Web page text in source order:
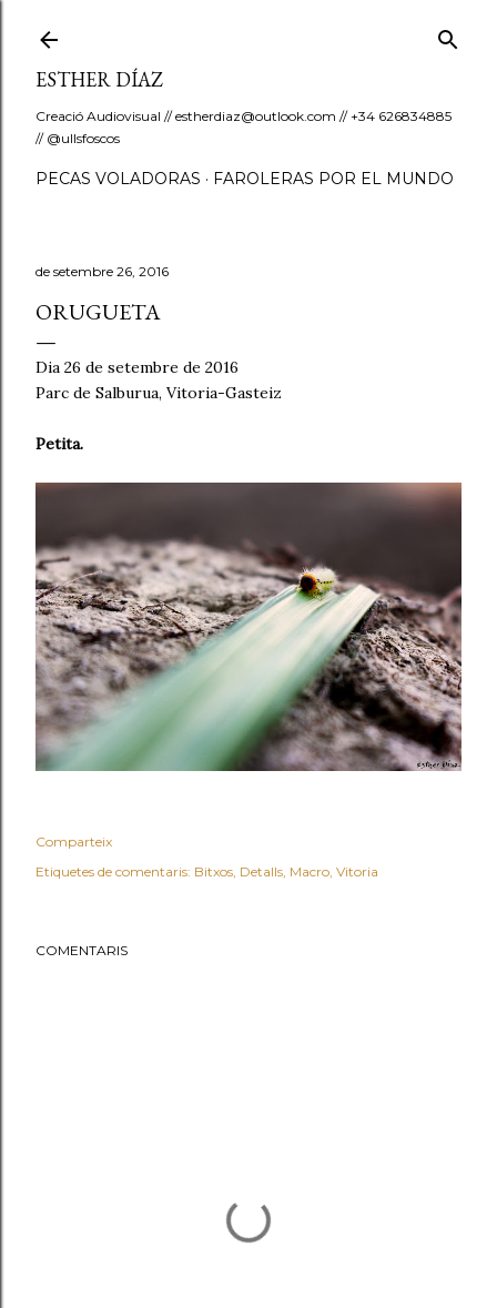
ESTHER DÍAZ
Creació Audiovisual // estherdiaz@outlook.com // +34 626834885
// @ullsfoscos
PECAS VOLADORAS FAROLERAS POR EL MUNDO
de setembre 26, 2016
ORUGUETA
Dia 26 de setembre de 2016
Parc de Salburua, Vitoria-Gasteiz
Petita.
Comparteix
Etiquetes de comentaris: Bitxos Detalls Macro Vitoria
COMENTARIS